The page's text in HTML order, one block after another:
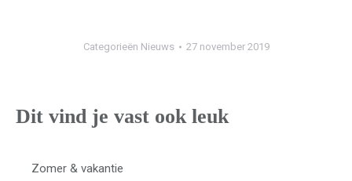
Categorieën Nieuws 27 november 2019
Dit vind je vast ook leuk
Zomer & vakantie